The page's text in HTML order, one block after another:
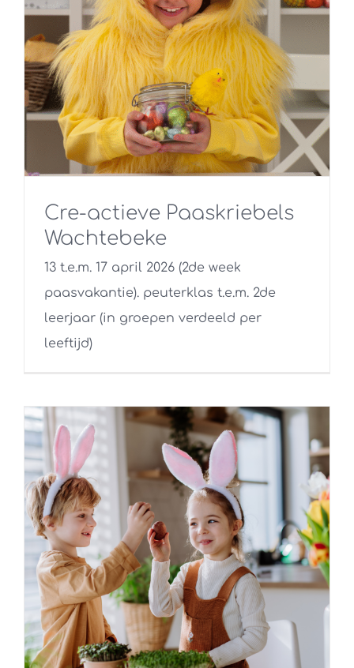
Cre-actieve Paaskriebels
Wachtebeke
13 t.e.m. 17 april 2026 (2de week
paasvakantie). peuterklas t.e.m. 2de
leerjaar (in groepen verdeeld per
leeftijd)